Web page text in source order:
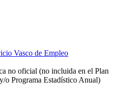
Vasco de Empleo
no oficial (no incluida en el Plan
o Programa Estadístico Anual)